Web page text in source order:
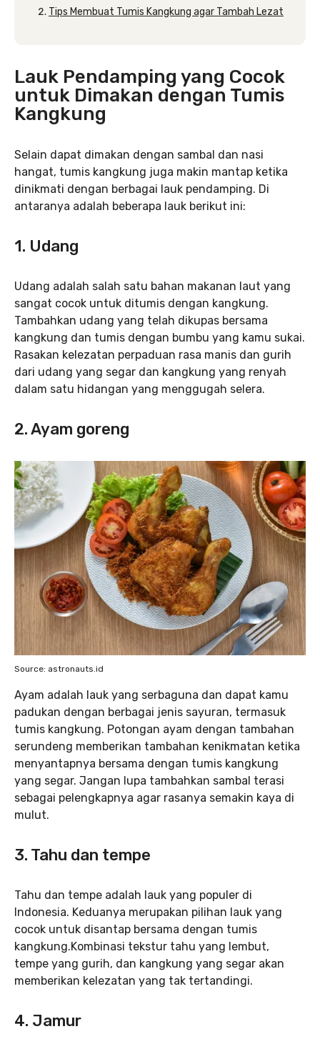
Tips Membuat Tumis Kangkung agar Tambah Lezat
Lauk Pendamping yang Cocok
untuk Dimakan dengan Tumis
Kangkung
Selain dapat dimakan dengan sambal dan nasi
hangat, tumis kangkung juga makin mantap ketika
dinikmati dengan berbagai lauk pendamping. Di
antaranya adalah beberapa lauk berikut ini:
1. Udang
Udang adalah salah satu bahan makanan laut yang
sangat cocok untuk ditumis dengan kangkung.
Tambahkan udang yang telah dikupas bersama
kangkung dan tumis dengan bumbu yang kamu sukai.
Rasakan kelezatan perpaduan rasa manis dan gurih
dari udang yang segar dan kangkung yang renyah
dalam satu hidangan yang menggugah selera.
2. Ayam goreng
Source: astronauts.id
Ayam adalah lauk yang serbaguna dan dapat kamu
padukan dengan berbagai jenis sayuran, termasuk
tumis kangkung. Potongan ayam dengan tambahan
serundeng memberikan tambahan kenikmatan ketika
menyantapnya bersama dengan tumis kangkung
yang segar. Jangan lupa tambahkan sambal terasi
sebagai pelengkapnya agar rasanya semakin kaya di
mulut.
3. Tahu dan tempe
Tahu dan tempe adalah lauk yang populer di
Indonesia. Keduanya merupakan pilihan lauk yang
cocok untuk disantap bersama dengan tumis
kangkung.Kombinasi tekstur tahu yang lembut,
tempe yang gurih, dan kangkung yang segar akan
memberikan kelezatan yang tak tertandingi.
4. Jamur